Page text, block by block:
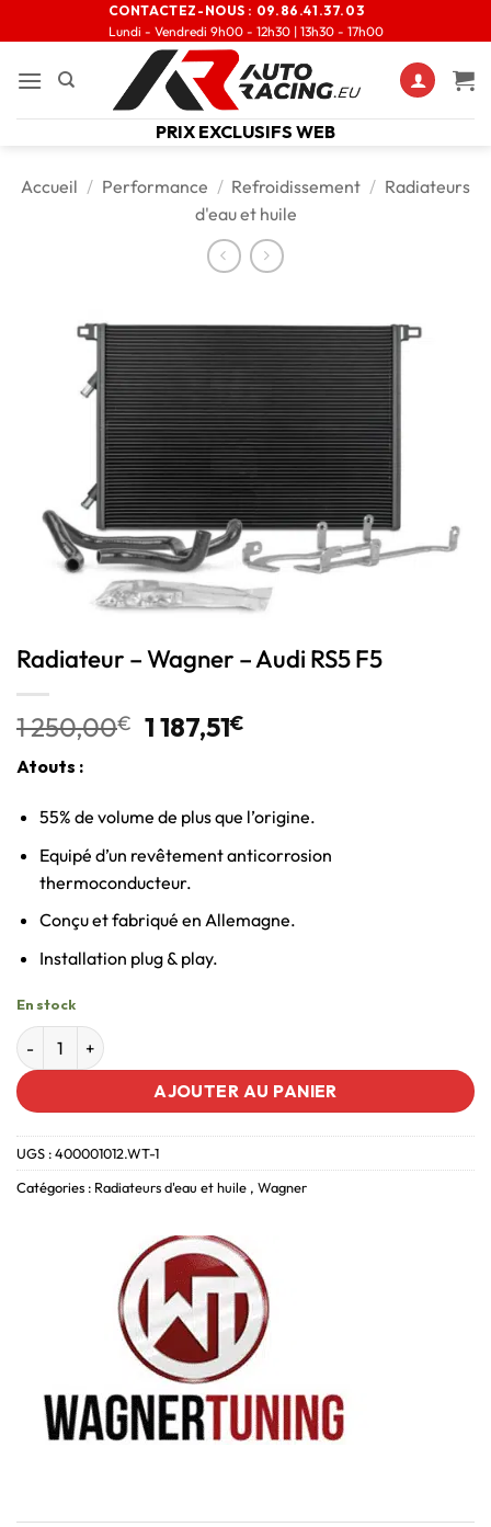
CONTACTEZ-NOUS : 09.86.41.37.03
Lundi - Vendredi 9h00 - 12h30 | 13h30 - 17h00
PRIX EXCLUSIFS WEB
Accueil / Performance / Refroidissement / Radiateurs
d'eau et huile
Radiateur – Wagner – Audi RS5 F5
1 250,00€ 1 187,51€
Atouts :
55% de volume de plus que l’origine.
Equipé d’un revêtement anticorrosion
thermoconducteur.
Conçu et fabriqué en Allemagne.
Installation plug & play.
En stock
AJOUTER AU PANIER
UGS :400001012.WT-1
Catégories : Radiateurs d'eau et huile , Wagner